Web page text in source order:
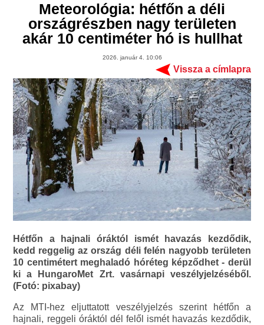
Meteorológia: hétfőn a déli
országrészben nagy területen
akár 10 centiméter hó is hullhat
2026. január 4. 10:06
Vissza a címlapra
Hétfőn a hajnali óráktól ismét havazás kezdődik,
kedd reggelig az ország déli felén nagyobb területen
10 centimétert meghaladó hóréteg képződhet - derül
ki a HungaroMet Zrt. vasárnapi veszélyjelzéséből.
(Fotó: pixabay)
Az MTI-hez eljuttatott veszélyjelzés szerint hétfőn a
hajnali, reggeli óráktól dél felől ismét havazás kezdődik,